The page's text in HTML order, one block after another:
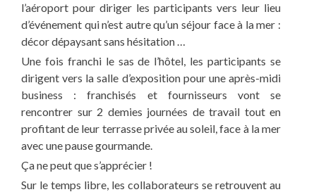
l’aéroport pour diriger les participants vers leur lieu
d’événement qui n’est autre qu’un séjour face à la mer :
décor dépaysant sans hésitation …
Une fois franchi le sas de l’hôtel, les participants se
dirigent vers la salle d’exposition pour une après-midi
business : franchisés et fournisseurs vont se
rencontrer sur 2 demies journées de travail tout en
profitant de leur terrasse privée au soleil, face à la mer
avec une pause gourmande.
Ça ne peut que s’apprécier !
Sur le temps libre, les collaborateurs se retrouvent au